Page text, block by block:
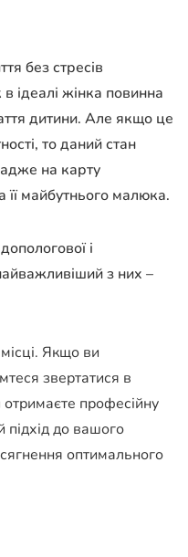
без стресів
ідеалі жінка повинна
дитини. Але якщо це
то даний стан
на карту
її майбутнього малюка.
і
з них –
Якщо ви
звертатися в
отримаєте професійну
підхід до вашого
оптимального